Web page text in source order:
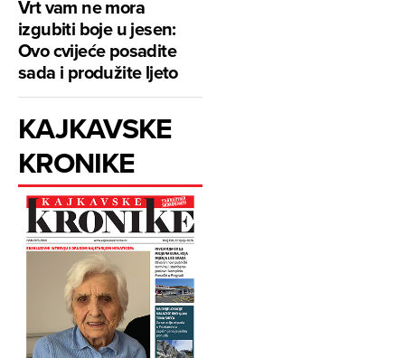
Vrt vam ne mora
izgubiti boje u jesen:
Ovo cvijeće posadite
sada i produžite ljeto
KAJKAVSKE
KRONIKE